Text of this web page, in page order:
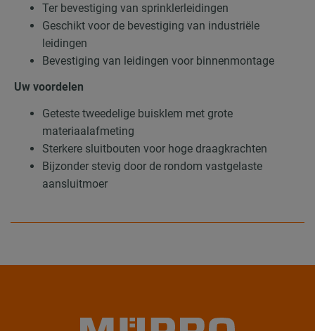
Ter bevestiging van sprinklerleidingen
Geschikt voor de bevestiging van industriële
leidingen
Bevestiging van leidingen voor binnenmontage
Uw voordelen
Geteste tweedelige buisklem met grote
materiaalafmeting
Sterkere sluitbouten voor hoge draagkrachten
Bijzonder stevig door de rondom vastgelaste
aansluitmoer